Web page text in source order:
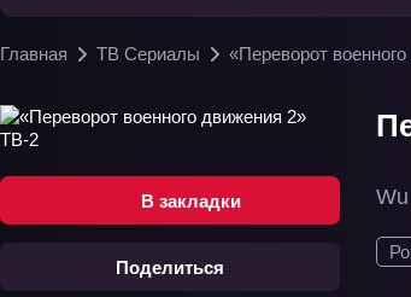
Главная ТВ Сериалы «Переворот
В закладки
Поделиться